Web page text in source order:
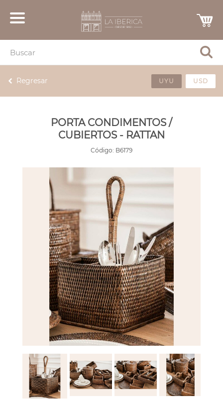
Regresar UYU USD
PORTA CONDIMENTOS /
CUBIERTOS - RATTAN
Código: B6179